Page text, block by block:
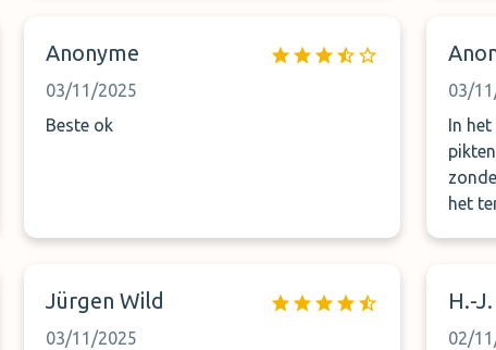
Anonyme
03/11/2025
Beste ok
03/
In het
het
Jürgen Wild
03/11/2025
H.-
02/